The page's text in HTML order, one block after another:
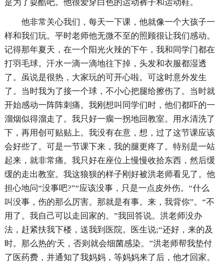
是为了耍酷吧。他很爱穿白色的运动裤子和运动鞋。
他非常关心我们，每天一下课，他就像一个大孩子一
样和我们玩。平时老师他无微不至的照顾很让我们感动。
记得那年夏天，在一个阳光火辣的下午，我和同学门都在
打羽毛球。汗水一滴一滴地往下掉，头发和衣服都湿透
了。虽说是很热，大家玩的可开心啦。可这时意外发生
了。当时我为了接一个球，不小心把腿给擦伤了。当时就
开始感动一阵阵刺痛。我刚想叫同学们时，他们都吓的一
溜烟似得溜走了。我只好一瘸一拐地回教室。用水清洗了
下，再用创可贴贴上。我没有在意，想，过了这节课应该
会好些了。可是一节课下来，我的腿更疼了。特别是一站
起来，就非常痛。我只好在座位上慢慢收拾东西，然后缓
缓的走出教室。我这狼狈的样子刚好被洪老师看见了。他
担心地问“没事吧?”“应该没事，只是一点皮外伤。“什么
叫没事，伤的那么厉害。那就是有事。来，我背你”。“不
用了。我自己可以走回家的。”我回答说。洪老师没办
法，赶紧扶我下楼，送我到医院。医生说;“还好，来的及
时。那么热的'天，否则就会细菌感染。”洪老师帮我垫付
了医药费，并通知了我妈妈，等妈妈来了后，他才回家。